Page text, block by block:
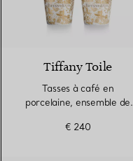
Tiffany Toile
Tasses à café en
porcelaine, ensemble de
€ 240